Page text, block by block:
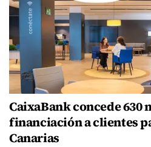
CaixaBank concede 630
financiación a clientes
Canarias